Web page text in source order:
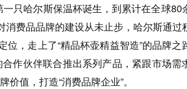
只哈尔斯保温杯诞生，到累计在全球80
费品品牌的建设从未止步，哈尔斯通过
位，走上了“精品杯壶精益智造”的品牌之
作伙伴联合推出系列产品，紧跟市场需
值，打造“消费品牌企业”。